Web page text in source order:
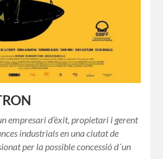
empresari d’èxit, propietari i gerent
industrials en una ciutat de
per la possible concessió d´un